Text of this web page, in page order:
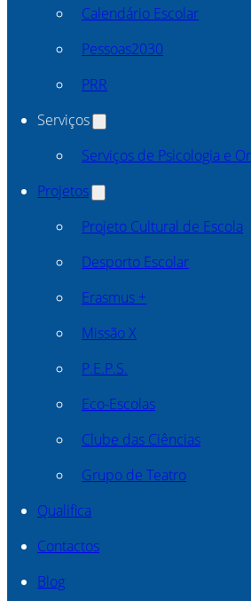
Calendário Escolar
Pessoas2030
PRR
Serviços
Serviços de Psicologia e
Projetos
Projeto Cultural de Escola
Desporto Escolar
Erasmus +
Missão X
P.E.P.S.
Eco-Escolas
Clube das Ciências
Grupo de Teatro
Qualifica
Contactos
Blog